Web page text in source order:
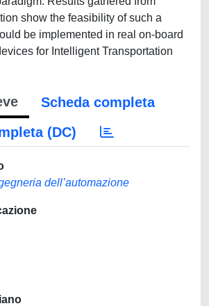
show the feasibility of such a
be implemented in real on-board
for Intelligent Transportation
Scheda completa
(DC)
dell’automazione